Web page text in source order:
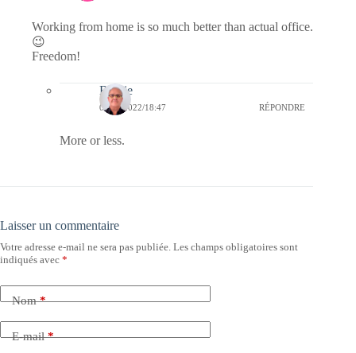
Working from home is so much better than actual office.
😉
Freedom!
Bernie
04/10/2022/18:47 RÉPONDRE
More or less.
Laisser un commentaire
Votre adresse e-mail ne sera pas publiée. Les champs obligatoires sont
indiqués avec *
Nom*
E-mail*